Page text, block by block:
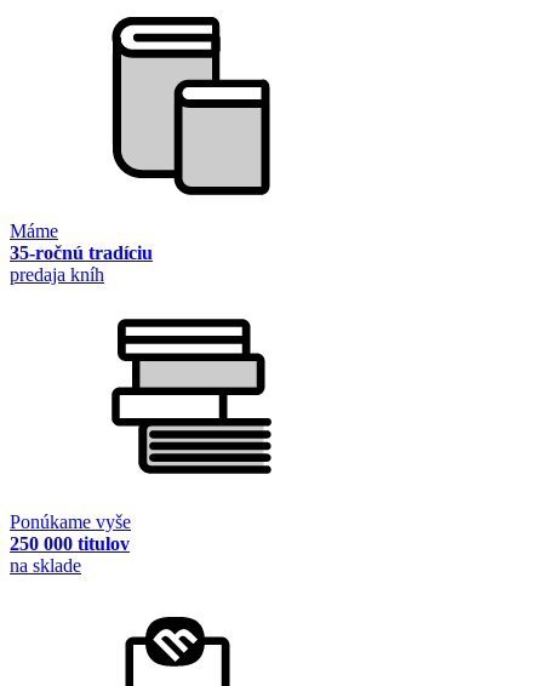
Máme
35-ročnú tradíciu
predaja kníh
Ponúkame vyše
250 000 titulov
na sklade